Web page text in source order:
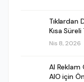
Tıklardan
Kısa
Nis 8, 2026
AI Reklam
AIO için